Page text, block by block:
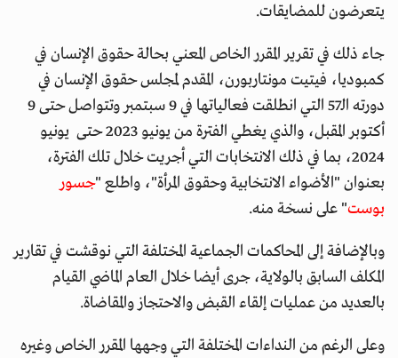
يتعرضون للمضايقات.
جاء ذلك في تقرير المقرر الخاص المعني بحالة حقوق الإنسان في
كمبوديا، فيتيت مونتاربورن، المقدم لمجلس حقوق الإنسان في
دورته الـ57 التي انطلقت فعالياتها في 9 سبتمبر وتتواصل حتى 9
أكتوبر المقبل، والذي يغطي الفترة من يونيو 2023 حتى يونيو
2024، بما في ذلك الانتخابات التي أجريت خلال تلك الفترة،
بعنوان "الأضواء الانتخابية وحقوق المرأة"، واطلع "جسور
بوست" على نسخة منه.
وبالإضافة إلى المحاكمات الجماعية المختلفة التي نوقشت في تقارير
المكلف السابق بالولاية، جرى أيضا خلال العام الماضي القيام
بالعديد من عمليات إلقاء القبض والاحتجاز والمقاضاة.
وعلى الرغم من النداءات المختلفة التي وجهها المقرر الخاص وغيره